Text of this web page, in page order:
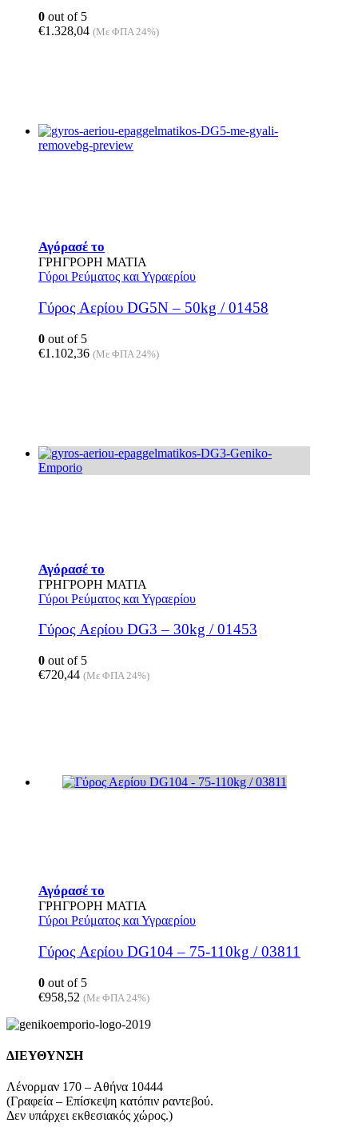
0 out of 5
€1.328,04 (Με ΦΠΑ 24%)
Αγόρασέ το
ΓΡΗΓΡΟΡΗ ΜΑΤΙΑ
Γύροι Ρεύματος και Υγραερίου
Γύρος Αερίου DG5N – 50kg / 01458
0 out of 5
€1.102,36 (Με ΦΠΑ 24%)
Αγόρασέ το
ΓΡΗΓΡΟΡΗ ΜΑΤΙΑ
Γύροι Ρεύματος και Υγραερίου
Γύρος Αερίου DG3 – 30kg / 01453
0 out of 5
€720,44 (Με ΦΠΑ 24%)
Αγόρασέ το
ΓΡΗΓΡΟΡΗ ΜΑΤΙΑ
Γύροι Ρεύματος και Υγραερίου
Γύρος Αερίου DG104 – 75-110kg / 03811
0 out of 5
€958,52 (Με ΦΠΑ 24%)
ΔΙΕΥΘΥΝΣΗ
Λένορμαν 170 – Αθήνα 10444
(Γραφεία – Επίσκεψη κατόπιν ραντεβού.
Δεν υπάρχει εκθεσιακός χώρος.)